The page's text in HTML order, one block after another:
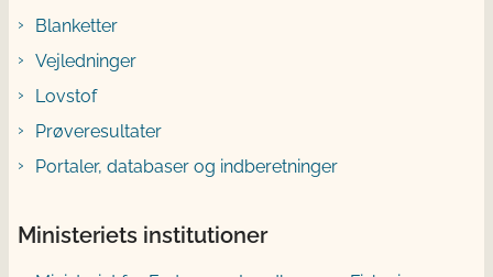
Blanketter
Vejledninger
Lovstof
Prøveresultater
Portaler, databaser og indberetninger
Ministeriets institutioner